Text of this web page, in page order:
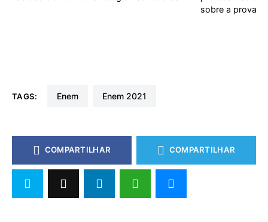
sobre a prova
TAGS: enem enem 2021
COMPARTILHAR COMPARTILHAR